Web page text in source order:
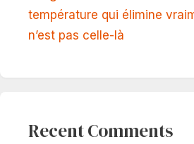
température qui élimine
n’est pas celle-là
Recent Comments